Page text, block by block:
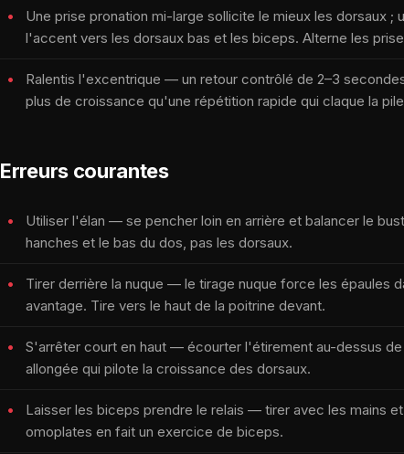
Une prise pronation mi-large sollicite le mieux les dorsaux ;
l'accent vers les dorsaux bas et les biceps. Alterne les
Ralentis l'excentrique — un retour contrôlé de 2–3
plus de croissance qu'une répétition rapide qui claque la
Erreurs courantes
Utiliser l'élan — se pencher loin en arrière et balancer le
hanches et le bas du dos, pas les dorsaux.
Tirer derrière la nuque — le tirage nuque force les épaules
avantage. Tire vers le haut de la poitrine devant.
S'arrêter court en haut — écourter l'étirement au-dessus
allongée qui pilote la croissance des dorsaux.
Laisser les biceps prendre le relais — tirer avec les mains
omoplates en fait un exercice de biceps.